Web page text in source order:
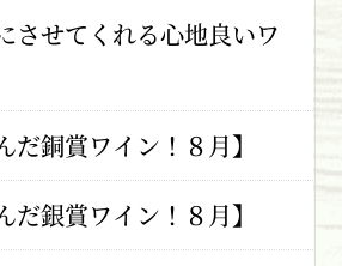
させてくれる心地良いワ
だ銅賞ワイン！８月】
だ銀賞ワイン！８月】